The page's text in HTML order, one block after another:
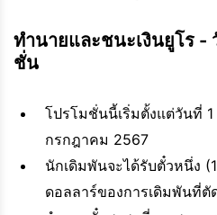
ทำนายและชนะเงินยูโร -
ชั่น
โปรโมชั่นนี้เริ่มตั้งแต่วันที่
กรกฎาคม 2567
นักเดิมพันจะได้รับตั๋วหนึ่ง
ดอลลาร์ของการเดิมพันที่ตั